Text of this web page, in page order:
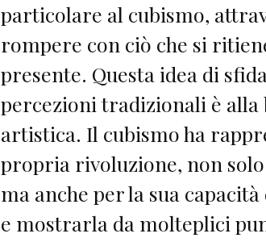
particolare al cubismo,
rompere con ciò che si
presente. Questa idea di
percezioni tradizionali è alla
artistica. Il cubismo ha
propria rivoluzione, non
ma anche per la sua
e mostrarla da molteplici